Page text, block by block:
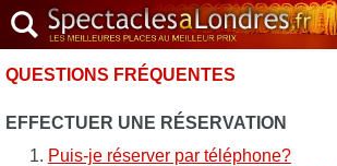
QUESTIONS FRÉQUENTES
EFFECTUER UNE RÉSERVATION
Puis-je réserver par téléphone?